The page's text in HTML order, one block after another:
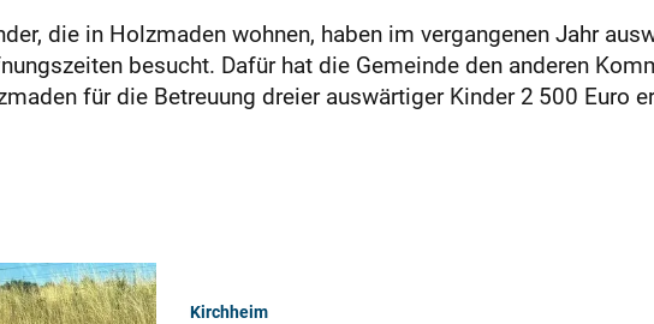
die in Holzmaden wohnen, haben im vergangenen Jahr
besucht. Dafür hat die Gemeinde den anderen
für die Betreuung dreier auswärtiger Kinder 2 500 Euro
Kirchheim